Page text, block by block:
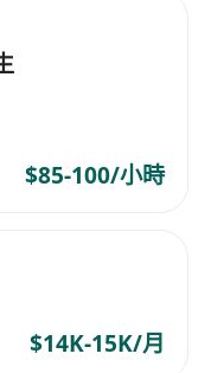
保持在 95% 以
爲重要的是，公
交易員用戶，形
公司現有大量國
構並開展跨境金
務需求，爲本次
體系建設，熟悉
建立覆蓋全業務
項目採用 “本地部
從技術底層徹底
市场的应用推
技术咨询与解决
构客户。为支撑
融行业诚聘高端
位同步开放储
核心优势介绍：
本报告出具日，
相关发明专利 4
心技术均拥有完全
技术壁垒。 母公
$85-100/小時
$14K-15K/月